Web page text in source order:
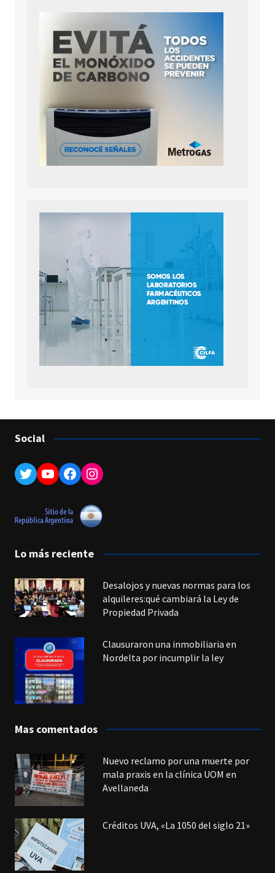
Social
Twitter
YouTube
Facebook
Instagram
Lo más reciente
Desalojos y nuevas normas para los
alquileres:qué cambiará la Ley de
Propiedad Privada
Clausuraron una inmobiliaria en
Nordelta por incumplir la ley
Mas comentados
Nuevo reclamo por una muerte por
mala praxis en la clínica UOM en
Avellaneda
Créditos UVA, «La 1050 del siglo 21»